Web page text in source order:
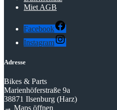
Miet AGB
Facebook
Instagram
Adresse
Bikes & Parts
Marienhöferstraße 9a
38871 Ilsenburg (Harz)
→ Maps öffnen